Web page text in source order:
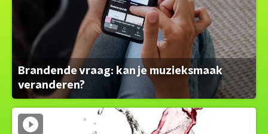
Brandende vraag: kan je muzieksmaak
veranderen?